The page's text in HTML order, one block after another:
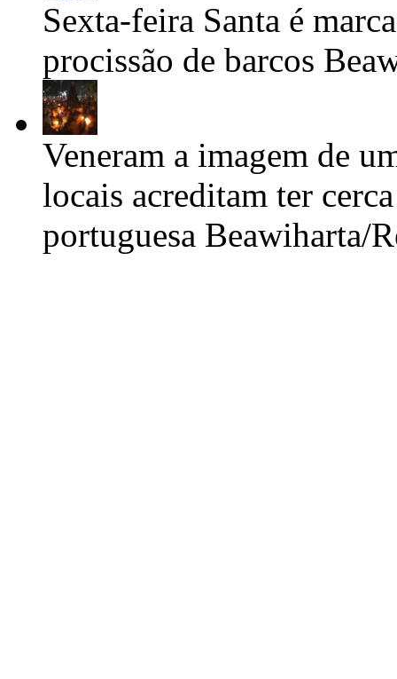
Sexta-feira Santa é
procissão de barcos
Veneram a imagem de
locais acreditam ter
portuguesa Beawiharta/